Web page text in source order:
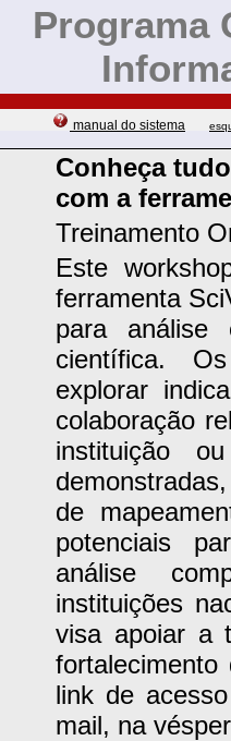
Programa
manual do sistema
Conheça
com a
Treinamento
Este
ferramenta
para análise
científica.
explorar
colaboração
instituição
de
potenciais
análise
instituições
visa apoiar a
link de
mail, na